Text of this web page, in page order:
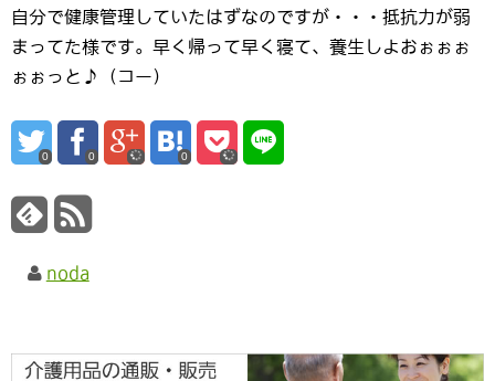
自分で健康管理していたはずなのですが・・・抵抗力が弱
まってた様です。早く帰って早く寝て、養生しよおぉぉぉ
ぉぉっと♪（コー）
0 0 0
noda